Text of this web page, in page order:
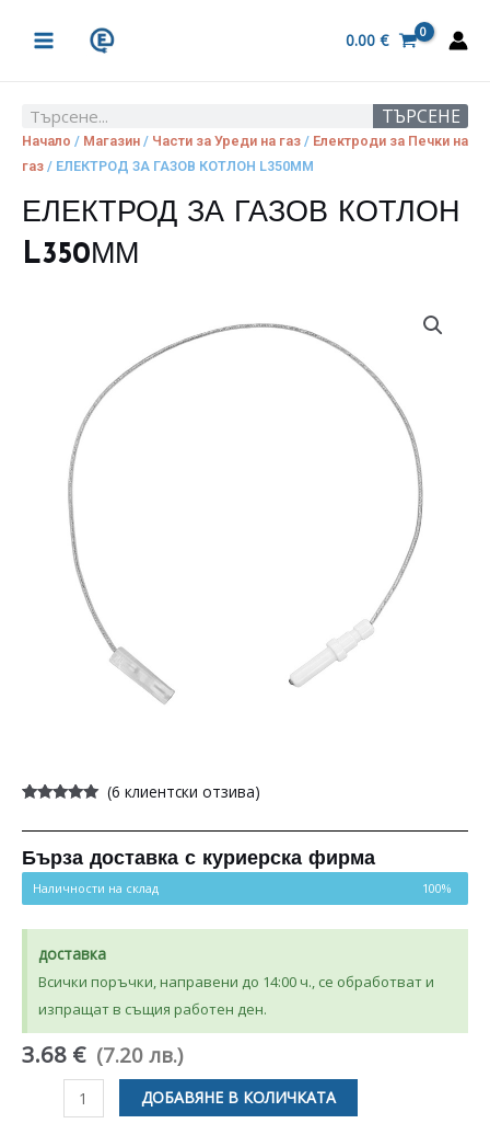
MENU
0.00 €
Search ТЪРСЕНЕ
Начало / Магазин / Части за Уреди на газ / Електроди за Печки на
газ / ЕЛЕКТРОД ЗА ГАЗОВ КОТЛОН L350ММ
ЕЛЕКТРОД ЗА ГАЗОВ КОТЛОН
L350ММ
5.00от 5,
потребителски
оценки
(6 клиентски отзива)
Бърза доставка с куриерска фирма
Наличности на склад 100%
доставка
Всички поръчки, направени до 14:00 ч., се обработват и
изпращат в същия работен ден.
3.68 € (7.20 лв.)
количество
ДОБАВЯНЕ В КОЛИЧКАТА